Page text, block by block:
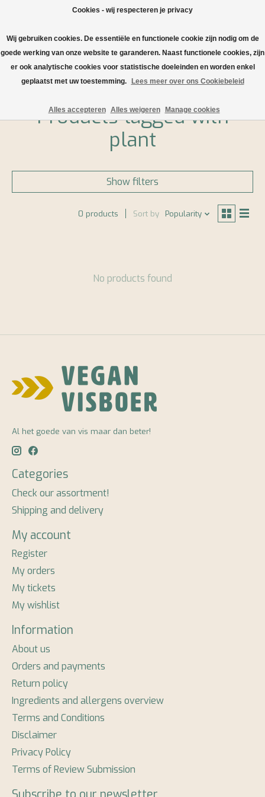
Wishlist
Home / Tags / plant
Products tagged with
plant
Show filters
0 products Sort by Popularity
No products found
Al het goede van vis maar dan beter!
Categories
Check our assortment!
Shipping and delivery
My account
Register
My orders
My tickets
My wishlist
Information
About us
Orders and payments
Return policy
Ingredients and allergens overview
Terms and Conditions
Disclaimer
Privacy Policy
Terms of Review Submission
Cookies - wij respecteren je privacy
Wij gebruiken cookies. De essentiële en functionele cookie zijn nodig om de
goede werking van onze website te garanderen. Naast functionele cookies, zijn
er ook analytische cookies voor statistische doeleinden en worden enkel
geplaatst met uw toestemming.
Lees meer over ons Cookiebeleid
Alles accepteren Alles weigeren Manage cookies